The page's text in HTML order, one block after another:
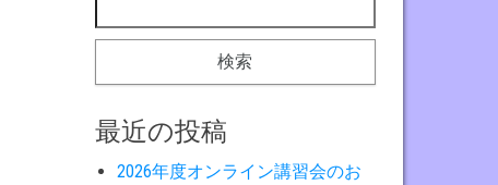
最近の投稿
2026年度オンライン講習会のお